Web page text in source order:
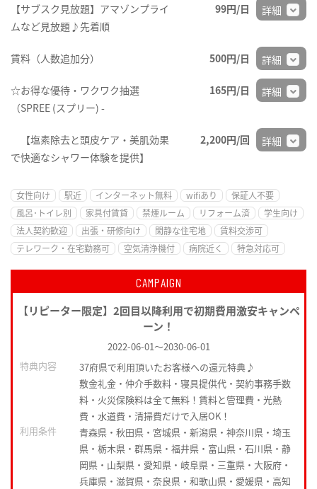
【サブスク見放題】アマゾンプライ
ムなど見放題♪先着順
99円/日 詳細
賃料（人数追加分） 500円/日 詳細
☆お得な優待・ワクワク抽選
（SPREE (スプリー) -
165円/日 詳細
【塩素除去と頭皮ケア・美肌効果
で快適なシャワー体験を提供】
2,200円/回 詳細
女性向け 駅近 インターネット無料 wifiあり
保証人不要
風呂･トイレ別
家具付賃貸 禁煙ルーム リフォーム済
学生向け
法人契約歓迎
出張・研修向け 閑静な住宅地
賃料交渉可
テレワーク・在宅勤務可
空気清浄機付 病院近く 特急対応可
CAMPAIGN
【リピーター限定】2回目以降利用で初期費用激安キャンペ
ーン！
2022-06-01～2030-06-01
特典内容
37府県で利用頂いたお客様への還元特典♪
敷金礼金・仲介手数料・寝具提供代・契約事務手数
料・火災保険料は全て無料！賃料と管理費・光熱
費・水道費・清掃費だけで入居OK！
利用条件
青森県・秋田県・宮城県・新潟県・神奈川県・埼玉
県・栃木県・群馬県・福井県・富山県・石川県・静
岡県・山梨県・愛知県・岐阜県・三重県・大阪府・
兵庫県・滋賀県・奈良県・和歌山県・愛媛県・高知